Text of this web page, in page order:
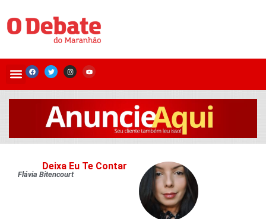
Deixa Eu Te Contar
Flávia Bitencourt